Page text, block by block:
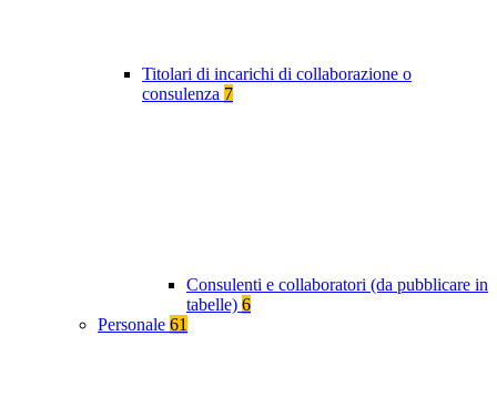
Titolari di incarichi di collaborazione o
consulenza 7
Consulenti e collaboratori (da pubblicare in
tabelle) 6
Personale 61